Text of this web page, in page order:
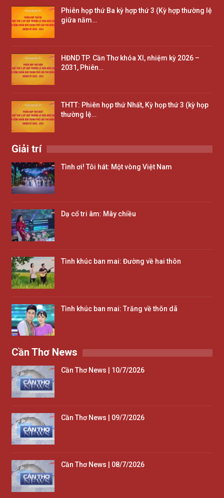
Phiên họp thứ Ba kỳ hợp thứ 3 (Kỳ hợp thường lệ
giữa năm…
HĐND TP. Cần Thơ khóa XI, nhiệm kỳ 2026 –
2031, Phiên…
THTT: Phiên họp thứ Nhất, Kỳ họp thứ 3 (kỳ họp
thường lệ…
Giải trí
Tình ơi! Tôi hát: Một vòng Việt Nam
Dạ cổ tri âm: Mây chiều
Tình khúc ban mai: Đường về hai thôn
Tình khúc ban mai: Trăng về thôn dã
Cần Thơ News
Cần Thơ News | 10/7/2026
Cần Thơ News | 09/7/2026
Cần Thơ News | 08/7/2026